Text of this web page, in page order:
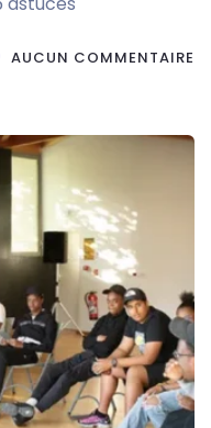
AUCUN COMMENTAIRE